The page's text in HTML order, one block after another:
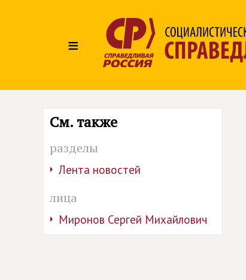
≡
См. также
разделы
Лента новостей
лица
Миронов Сергей Михайлович